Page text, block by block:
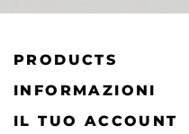
PRODUCTS
INFORMAZIONI
IL TUO ACCOUNT